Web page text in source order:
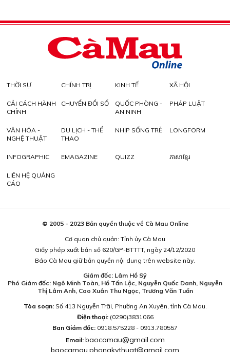
THỜI SỰ CHÍNH TRỊ KINH TẾ XÃ HỘI
CẢI CÁCH HÀNH
CHÍNH
CHUYỂN ĐỔI SỐ
QUỐC PHÒNG -
AN NINH
PHÁP LUẬT
VĂN HÓA -
NGHỆ THUẬT
DU LỊCH - THỂ
THAO
NHỊP SỐNG TRẺ LONGFORM
INFOGRAPHIC EMAGAZINE QUIZZ ភាសាខ្មែរ
LIÊN HỆ QUẢNG
CÁO
© 2005 - 2023 Bản quyền thuộc về Cà Mau Online
Cơ quan chủ quản: Tỉnh ủy Cà Mau
Giấy phép xuất bản số 620/GP-BTTTT, ngày 24/12/2020
Báo Cà Mau giữ bản quyền nội dung trên website này.
Giám đốc: Lâm Hồ Sỹ
Phó Giám đốc: Ngô Minh Toàn, Hồ Tấn Lộc, Nguyễn Quốc Danh, Nguyễn
Thị Lâm Anh, Cao Xuân Thu Ngọc, Trương Văn Tuấn
Tòa soạn:Số 413 Nguyễn Trãi, Phường An Xuyên, tỉnh Cà Mau.
Điện thoại: (0290)3831066
Ban Giám đốc: 0918.575228 - 0913.780557
Email: baocamau@gmail.com
baocamau.phongkythuat@gmail.com